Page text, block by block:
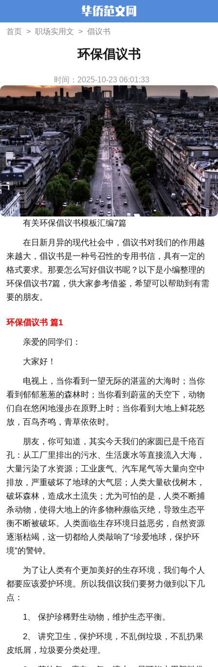
首页 > 职场实用文 > 倡议书
环保倡议书
时间：2025-10-23 06:01:33
有关环保倡议书模板汇编7篇
在日新月异的现代社会中，倡议书对我们的作用越
来越大，倡议书是一种号召性的专用书信，具有一定的
格式要求。那要怎么写好倡议书呢？以下是小编整理的
环保倡议书7篇，供大家参考借鉴，希望可以帮助到有需
要的朋友。
环保倡议书 篇1
亲爱的同学们：
大家好！
电视上，当你看到一望无际的湛蓝的大海时；当你
看到郁郁葱葱的森林时；当你看到蔚蓝的天空下，动物
们自在悠闲地漫步在原野上时；当你看到大地上鲜花怒
放，百鸟齐鸣，青草依依时。
朋友，你可知道，其实今天我们的家圆已是千疮百
孔：从工厂里排出的污水、生活废水等直接流入大海，
大量污染了水资源；工业废气、汽车尾气等大量向空中
排放，严重破坏了地球的大气层；人类大量砍伐树木，
破坏森林，造成水土流失；尤为可怕的是，人类不断捕
杀动物，使得大地上的许多物种濒临灭绝，导致生态平
衡不断被破坏。人类面临生存环境日益恶劣，自然资源
逐渐枯竭，这一切都给人类敲响了“珍爱地球，保护环
境”的警钟。
为了让人类有个更加美好的生存环境，我们每个人
都要应该爱护环境。所以我倡议我们要努力做到以下几
点：
1、 保护珍稀野生动物，维护生态平衡。
2、 讲究卫生，保护环境，不乱倒垃圾，不乱扔果
皮纸屑，垃圾要分类处理。